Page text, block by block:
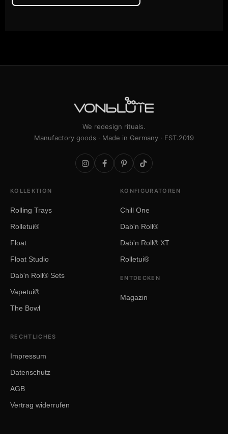
We redesign rituals.
Manufactory goods · Made in Germany · EST.2019
KOLLEKTION
Rolling Trays
Rolletui®
Float
Float Studio
Dab'n Roll® Sets
Vapetui®
The Bowl
KONFIGURATOREN
Chill One
Dab'n Roll®
Dab'n Roll® XT
Rolletui®
ENTDECKEN
Magazin
RECHTLICHES
Impressum
Datenschutz
AGB
Vertrag widerrufen